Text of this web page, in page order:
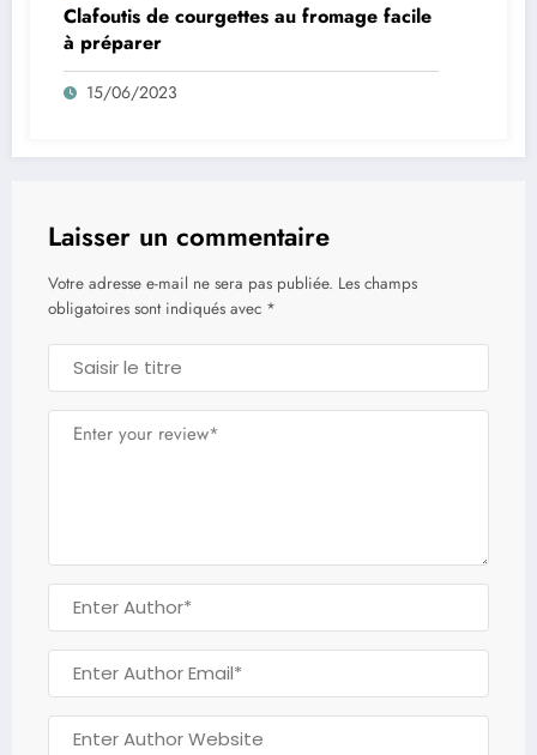
Clafoutis de courgettes au fromage facile
à préparer
15/06/2023
Laisser un commentaire
Votre adresse e-mail ne sera pas publiée. Les champs
obligatoires sont indiqués avec *